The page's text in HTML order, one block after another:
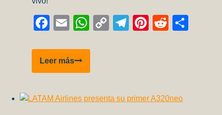
Facebook
EmailWhatsApp
CopyTelegram
Pinterest
Reddit
Leer másHablemos
de
Ep.17